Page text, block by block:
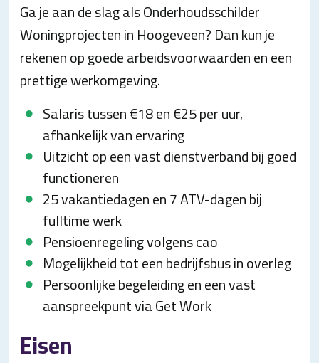
Ga je aan de slag als Onderhoudsschilder
Woningprojecten in Hoogeveen? Dan kun je
rekenen op goede arbeidsvoorwaarden en een
prettige werkomgeving.
Salaris tussen €18 en €25 per uur,
afhankelijk van ervaring
Uitzicht op een vast dienstverband bij goed
functioneren
25 vakantiedagen en 7 ATV-dagen bij
fulltime werk
Pensioenregeling volgens cao
Mogelijkheid tot een bedrijfsbus in overleg
Persoonlijke begeleiding en een vast
aanspreekpunt via Get Work
Eisen